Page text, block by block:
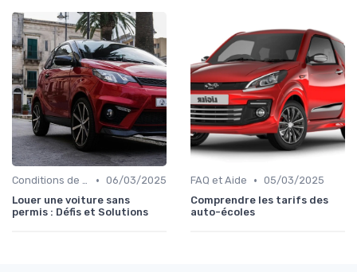
Conditions de Location • 06/03/2025
Louer une voiture sans
permis : Défis et Solutions
FAQ et Aide • 05/03/2025
Comprendre les tarifs des
auto-écoles